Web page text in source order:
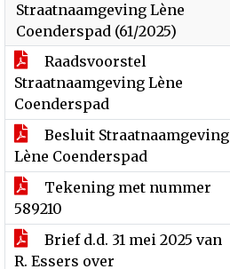
Straatnaamgeving Lène
Coenderspad (61/2025)
Raadsvoorstel
Straatnaamgeving Lène
Coenderspad
Besluit Straatnaamgeving
Lène Coenderspad
Tekening met nummer
589210
Brief d.d. 31 mei 2025 van
R. Essers over